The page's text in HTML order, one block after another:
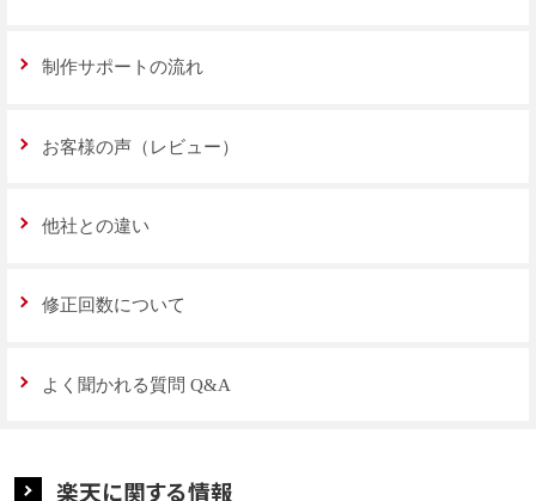
制作サポートの流れ
お客様の声（レビュー）
他社との違い
修正回数について
よく聞かれる質問 Q&A
楽天に関する情報